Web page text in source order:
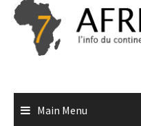
Skip
content
Main Menu